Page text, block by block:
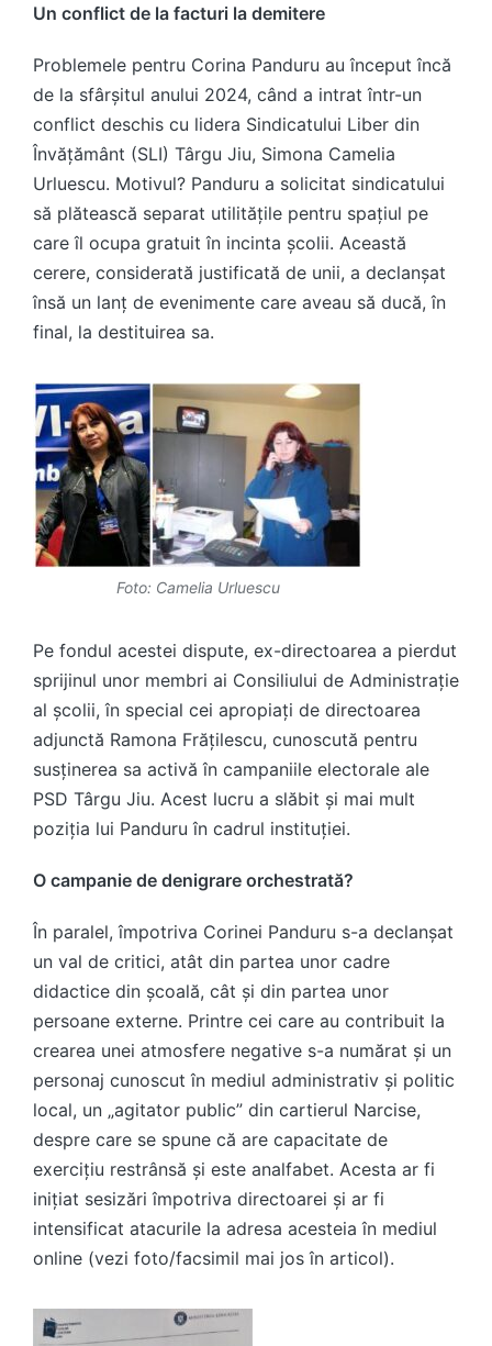
Un conflict de la facturi la demitere
Problemele pentru Corina Panduru au început încă
de la sfârșitul anului 2024, când a intrat într-un
conflict deschis cu lidera Sindicatului Liber din
Învățământ (SLI) Târgu Jiu, Simona Camelia
Urluescu. Motivul? Panduru a solicitat sindicatului
să plătească separat utilitățile pentru spațiul pe
care îl ocupa gratuit în incinta școlii. Această
cerere, considerată justificată de unii, a declanșat
însă un lanț de evenimente care aveau să ducă, în
final, la destituirea sa.
Foto: Camelia Urluescu
Pe fondul acestei dispute, ex-directoarea a pierdut
sprijinul unor membri ai Consiliului de Administrație
al școlii, în special cei apropiați de directoarea
adjunctă Ramona Frățilescu, cunoscută pentru
susținerea sa activă în campaniile electorale ale
PSD Târgu Jiu. Acest lucru a slăbit și mai mult
poziția lui Panduru în cadrul instituției.
O campanie de denigrare orchestrată?
În paralel, împotriva Corinei Panduru s-a declanșat
un val de critici, atât din partea unor cadre
didactice din școală, cât și din partea unor
persoane externe. Printre cei care au contribuit la
crearea unei atmosfere negative s-a numărat și un
personaj cunoscut în mediul administrativ și politic
local, un „agitator public” din cartierul Narcise,
despre care se spune că are capacitate de
exercițiu restrânsă și este analfabet. Acesta ar fi
inițiat sesizări împotriva directoarei și ar fi
intensificat atacurile la adresa acesteia în mediul
online (vezi foto/facsimil mai jos în articol).